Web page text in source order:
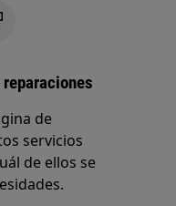
de
servicios
de ellos se